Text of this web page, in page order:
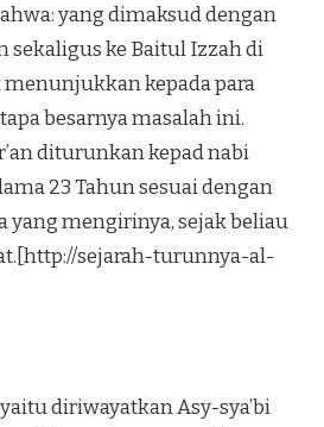
yang dimaksud dengan
sekaligus ke Baitul Izzah di
kepada para
besarnya masalah ini.
diturunkan kepad nabi
23 Tahun sesuai dengan
mengirinya, sejak beliau
sejarah-turunnya-al-
diriwayatkan Asy-sya’bi